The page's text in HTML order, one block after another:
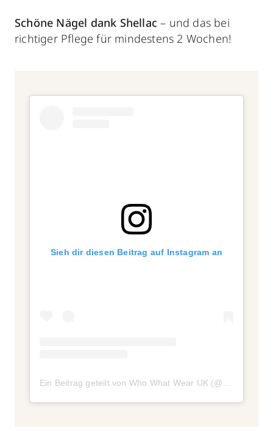
Schöne Nägel dank Shellac – und das bei
richtiger Pflege für mindestens 2 Wochen!
Sieh dir diesen Beitrag auf Instagram an